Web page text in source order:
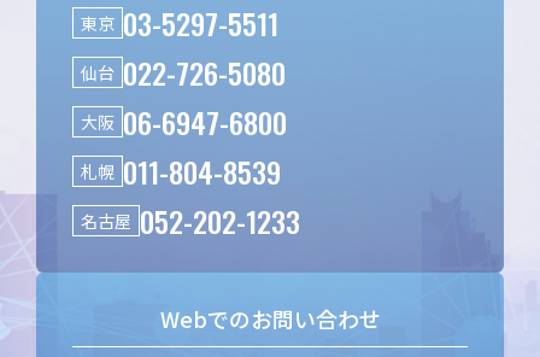
東京 03-5297-5511
仙台 022-726-5080
大阪 06-6947-6800
札幌 011-804-8539
名古屋 052-202-1233
Webでのお問い合わせ